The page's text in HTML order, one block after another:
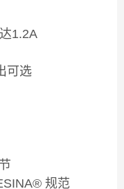
1.2A
可选
规范